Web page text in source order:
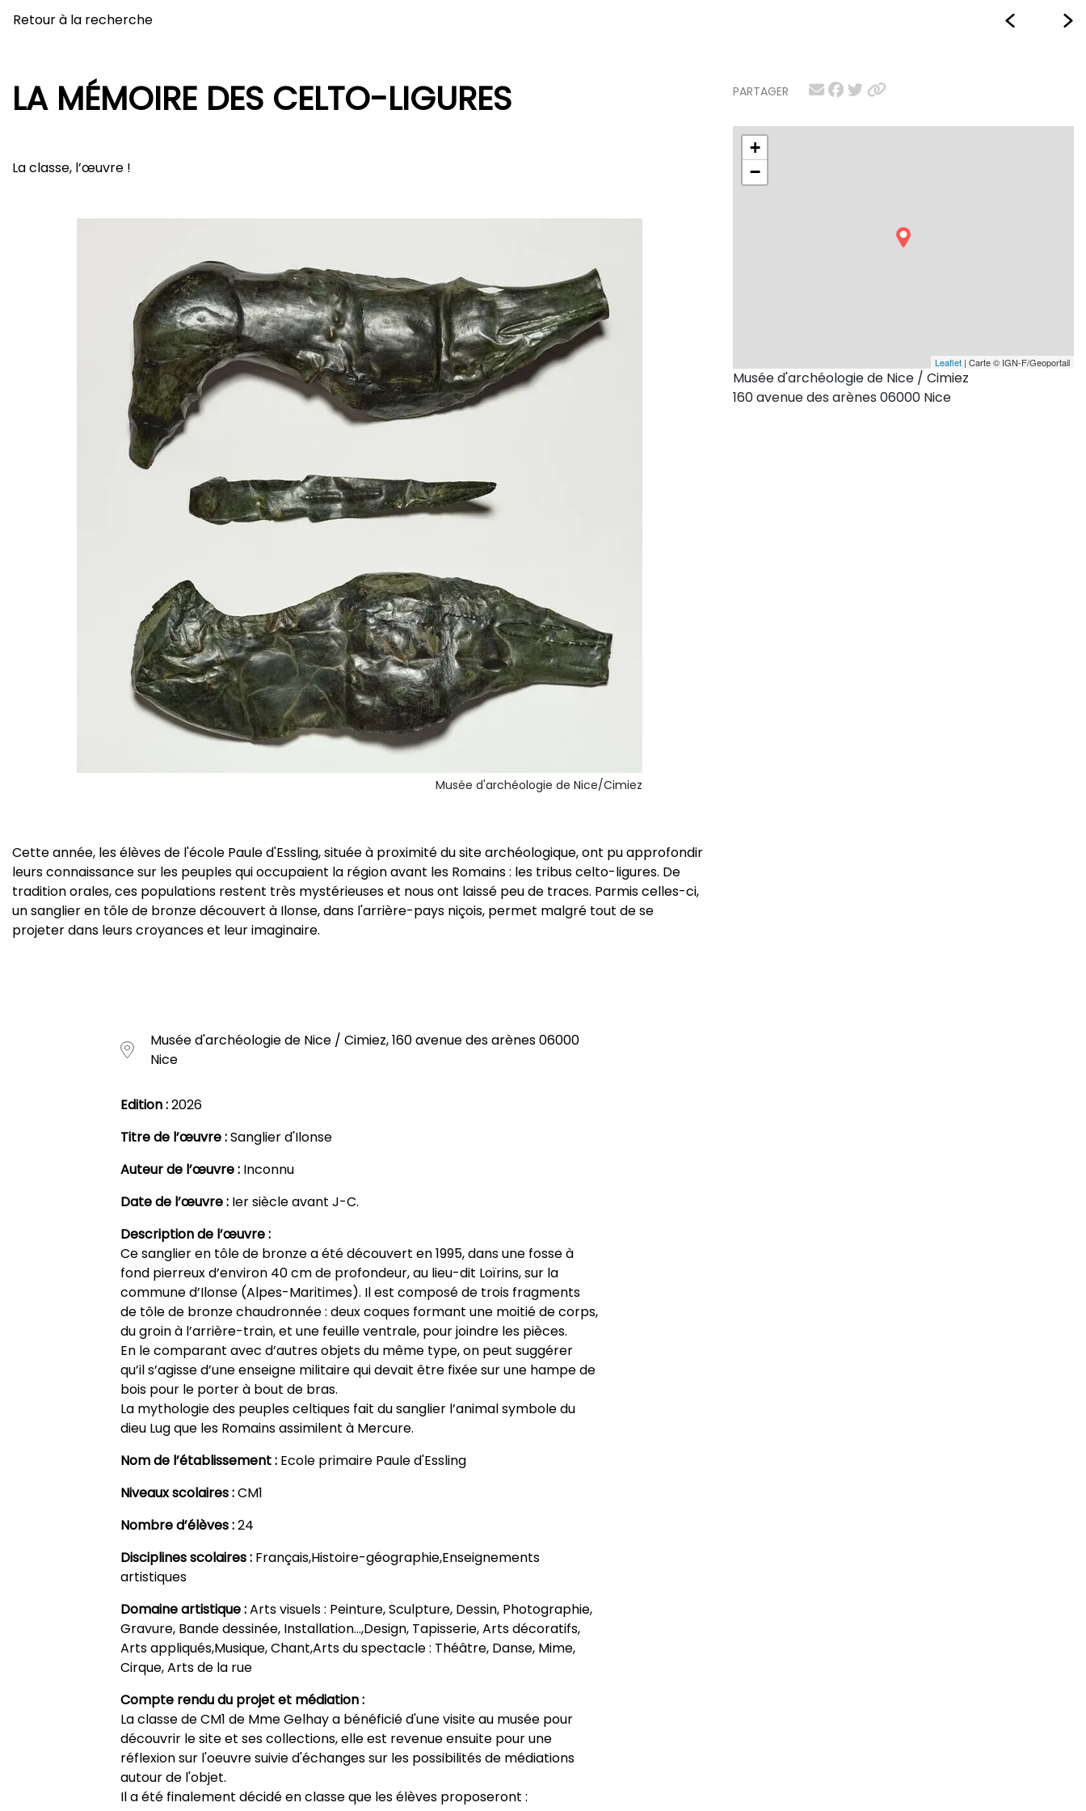
Retour à la recherche
PARTAGER
+
−
Leaflet | Carte © IGN-F/Geoportail
Musée d'archéologie de Nice / Cimiez
160 avenue des arènes 06000 Nice
LA MÉMOIRE DES CELTO-LIGURES
La classe, l’œuvre !
Musée d'archéologie de Nice/Cimiez
Cette année, les élèves de l'école Paule d'Essling, située à proximité du site archéologique, ont pu approfondir
leurs connaissance sur les peuples qui occupaient la région avant les Romains : les tribus celto-ligures. De
tradition orales, ces populations restent très mystérieuses et nous ont laissé peu de traces. Parmis celles-ci,
un sanglier en tôle de bronze découvert à Ilonse, dans l'arrière-pays niçois, permet malgré tout de se
projeter dans leurs croyances et leur imaginaire.
Musée d'archéologie de Nice / Cimiez, 160 avenue des arènes 06000
Nice
Edition :2026
Titre de l’œuvre :Sanglier d'Ilonse
Auteur de l’œuvre : Inconnu
Date de l’œuvre : Ier siècle avant J-C.
Description de l’œuvre :
Ce sanglier en tôle de bronze a été découvert en 1995, dans une fosse à
fond pierreux d’environ 40 cm de profondeur, au lieu-dit Loïrins, sur la
commune d’Ilonse (Alpes-Maritimes). Il est composé de trois fragments
de tôle de bronze chaudronnée : deux coques formant une moitié de corps,
du groin à l’arrière-train, et une feuille ventrale, pour joindre les pièces.
En le comparant avec d’autres objets du même type, on peut suggérer
qu’il s’agisse d’une enseigne militaire qui devait être fixée sur une hampe de
bois pour le porter à bout de bras.
La mythologie des peuples celtiques fait du sanglier l’animal symbole du
dieu Lug que les Romains assimilent à Mercure.
Nom de l’établissement : Ecole primaire Paule d'Essling
Niveaux scolaires :CM1
Nombre d’élèves :24
Disciplines scolaires : Français,Histoire-géographie,Enseignements
artistiques
Domaine artistique :Arts visuels : Peinture, Sculpture, Dessin, Photographie,
Gravure, Bande dessinée, Installation…,Design, Tapisserie, Arts décoratifs,
Arts appliqués,Musique, Chant,Arts du spectacle : Théâtre, Danse, Mime,
Cirque, Arts de la rue
Compte rendu du projet et médiation :
La classe de CM1 de Mme Gelhay a bénéficié d'une visite au musée pour
découvrir le site et ses collections, elle est revenue ensuite pour une
réflexion sur l'oeuvre suivie d'échanges sur les possibilités de médiations
autour de l'objet.
Il a été finalement décidé en classe que les élèves proposeront :